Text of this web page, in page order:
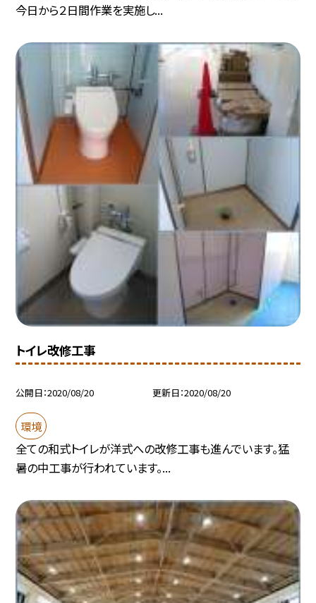
今日から２日間作業を実施し...
トイレ改修工事
公開日 2020/08/20 更新日 2020/08/20
環境
全ての和式トイレが洋式への改修工事も進んでいます。猛
暑の中工事が行われています。...